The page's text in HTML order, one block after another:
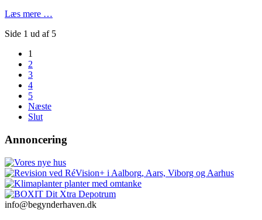
Læs mere …
Side 1 ud af 5
1
2
3
4
5
Næste
Slut
Annoncering
info@begynderhaven.dk